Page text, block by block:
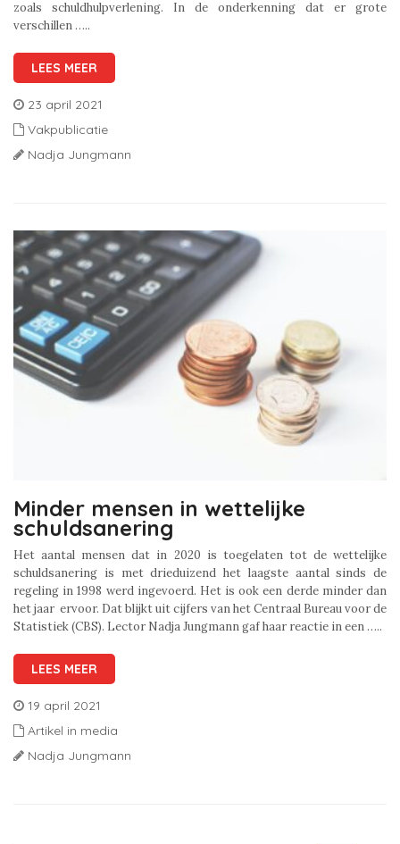
zoals schuldhulpverlening. In de onderkenning dat er grote
verschillen …..
LEES MEER
23 april 2021
Vakpublicatie
Nadja Jungmann
Minder mensen in wettelijke
schuldsanering
Het aantal mensen dat in 2020 is toegelaten tot de wettelijke
schuldsanering is met drieduizend het laagste aantal sinds de
regeling in 1998 werd ingevoerd. Het is ook een derde minder dan
het jaar ervoor. Dat blijkt uit cijfers van het Centraal Bureau voor de
Statistiek (CBS). Lector Nadja Jungmann gaf haar reactie in een …..
LEES MEER
19 april 2021
Artikel in media
Nadja Jungmann